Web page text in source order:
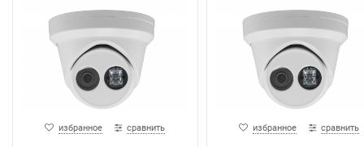
избранное сравнить избранное сравнить